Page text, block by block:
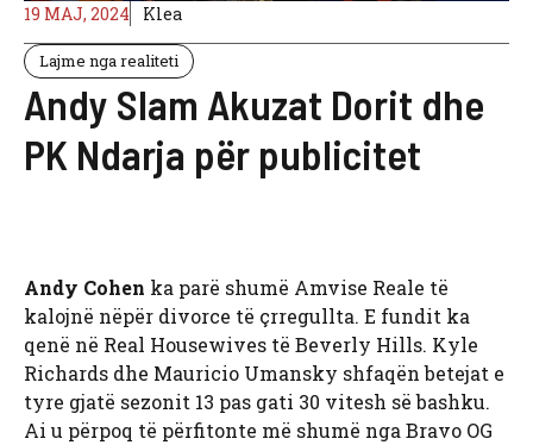
19 MAJ, 2024 Klea
Lajme nga realiteti
Andy Slam Akuzat Dorit dhe
PK Ndarja për publicitet
Andy Cohen ka parë shumë Amvise Reale të
kalojnë nëpër divorce të çrregullta. E fundit ka
qenë në Real Housewives të Beverly Hills. Kyle
Richards dhe Mauricio Umansky shfaqën betejat e
tyre gjatë sezonit 13 pas gati 30 vitesh së bashku.
Ai u përpoq të përfitonte më shumë nga Bravo OG